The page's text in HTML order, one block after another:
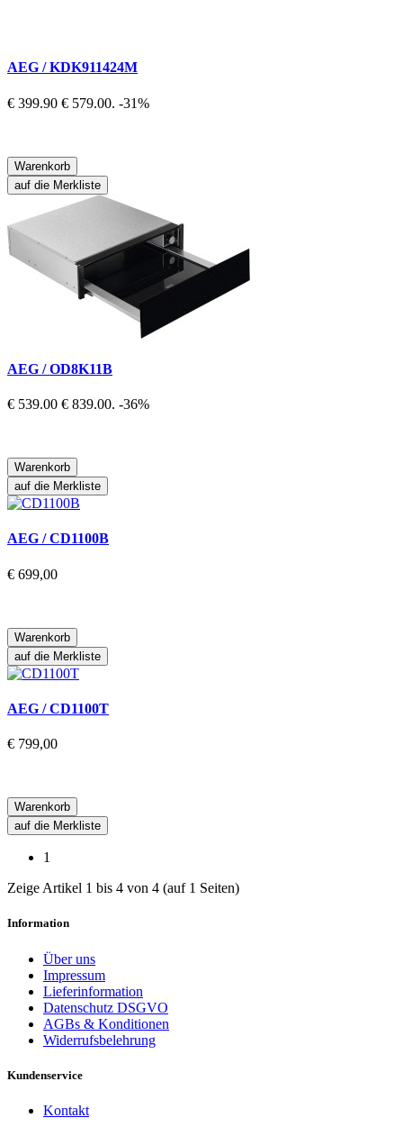
AEG / KDK911424M
€ 399.90 € 579.00. -31%
Warenkorb
auf die Merkliste
AEG / OD8K11B
€ 539.00 € 839.00. -36%
Warenkorb
auf die Merkliste
AEG / CD1100B
€ 699,00
Warenkorb
auf die Merkliste
AEG / CD1100T
€ 799,00
Warenkorb
auf die Merkliste
1
Zeige Artikel 1 bis 4 von 4 (auf 1 Seiten)
Information
Über uns
Impressum
Lieferinformation
Datenschutz DSGVO
AGBs & Konditionen
Widerrufsbelehrung
Kundenservice
Kontakt